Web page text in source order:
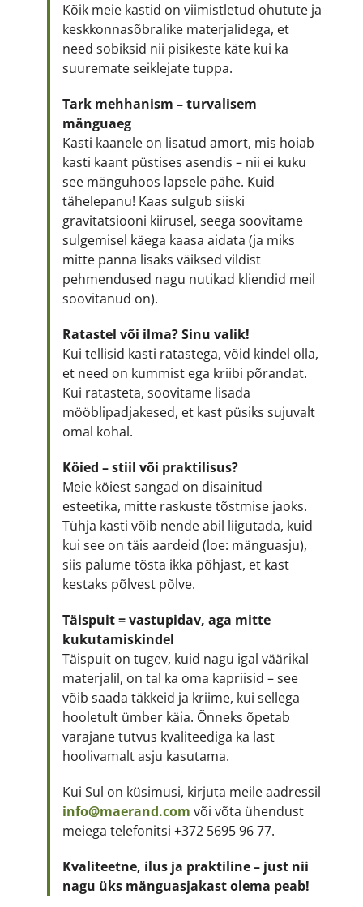
Kõik meie kastid on viimistletud ohutute ja
keskkonnasõbralike materjalidega, et
need sobiksid nii pisikeste käte kui ka
suuremate seiklejate tuppa.
Tark mehhanism – turvalisem
mänguaeg
Kasti kaanele on lisatud amort, mis hoiab
kasti kaant püstises asendis – nii ei kuku
see mänguhoos lapsele pähe. Kuid
tähelepanu! Kaas sulgub siiski
gravitatsiooni kiirusel, seega soovitame
sulgemisel käega kaasa aidata (ja miks
mitte panna lisaks väiksed vildist
pehmendused nagu nutikad kliendid meil
soovitanud on).
Ratastel või ilma? Sinu valik!
Kui tellisid kasti ratastega, võid kindel olla,
et need on kummist ega kriibi põrandat.
Kui ratasteta, soovitame lisada
mööblipadjakesed, et kast püsiks sujuvalt
omal kohal.
Köied – stiil või praktilisus?
Meie köiest sangad on disainitud
esteetika, mitte raskuste tõstmise jaoks.
Tühja kasti võib nende abil liigutada, kuid
kui see on täis aardeid (loe: mänguasju),
siis palume tõsta ikka põhjast, et kast
kestaks põlvest põlve.
Täispuit = vastupidav, aga mitte
kukutamiskindel
Täispuit on tugev, kuid nagu igal väärikal
materjalil, on tal ka oma kapriisid – see
võib saada täkkeid ja kriime, kui sellega
hooletult ümber käia. Õnneks õpetab
varajane tutvus kvaliteediga ka last
hoolivamalt asju kasutama.
Kui Sul on küsimusi, kirjuta meile aadressil
info@maerand.com või võta ühendust
meiega telefonitsi +372 5695 96 77.
Kvaliteetne, ilus ja praktiline – just nii
nagu üks mänguasjakast olema peab!